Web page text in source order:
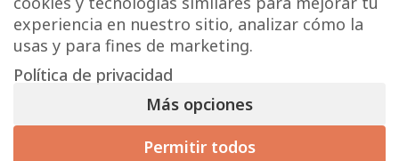
Copyright © Onlytiles S.L.
La Casa de los Azulejos ®
experiencia en nuestro sitio, analizar cómo la
usas y para fines de marketing.
Política de privacidad
Más opciones
Permitir todos